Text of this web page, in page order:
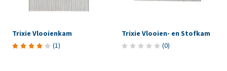
Trixie Vlooienkam
(1)
Trixie Vlooien- en Stofkam
(0)